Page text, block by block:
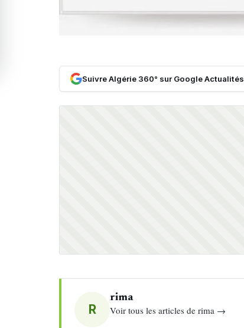
Suivre Algérie 360° sur Google Actualités
R
rima
Voir tous les articles de rima →